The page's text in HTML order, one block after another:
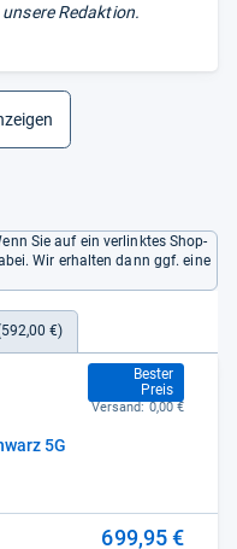
Redaktion.
Sie auf ein verlinktes Shop-
Wir erhalten dann ggf. eine
€)
5G
Bester
Preis
653,90 €
Versand: 0,00 €
699,95 €